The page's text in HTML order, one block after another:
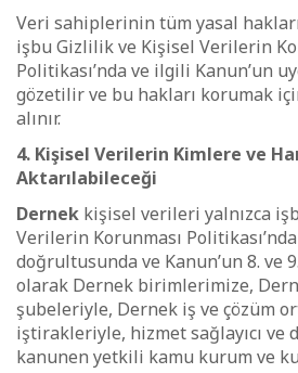
Veri sahiplerinin tüm yasal
işbu Gizlilik ve Kişisel Verilerin
Politikası’nda ve ilgili Kanun’un
gözetilir ve bu hakları korumak
alınır.
4. Kişisel Verilerin Kimlere ve
Aktarılabileceği
Dernek kişisel verileri yalnızca
Verilerin Korunması
doğrultusunda ve Kanun’un 8. ve
olarak Dernek birimlerimize,
şubeleriyle, Dernek iş ve çözüm
iştirakleriyle, hizmet sağlayıcı ve
kanunen yetkili kamu kurum ve